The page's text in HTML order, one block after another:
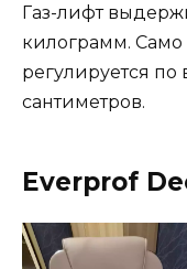
Газ-лифт
килограмм. Само
регулируется
сантиметров.
Everprof